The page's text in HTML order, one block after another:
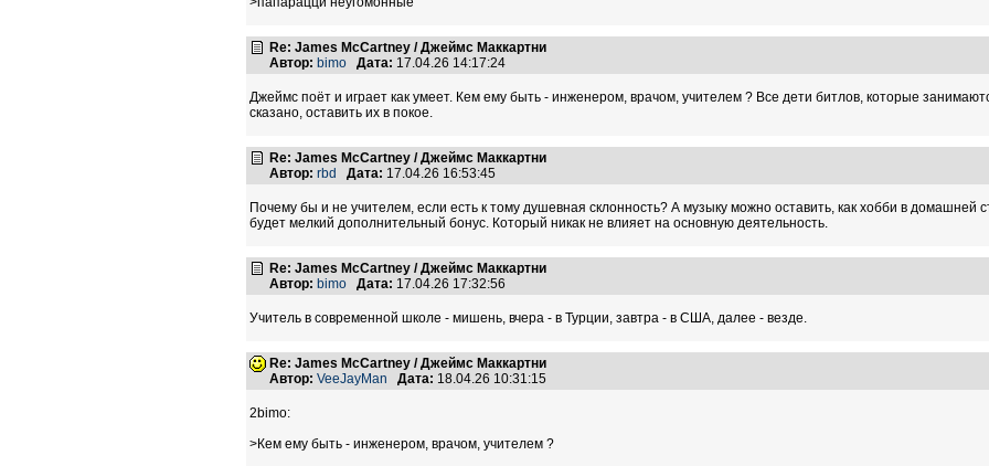
Re: James McCartney / Джеймс Маккартни
Автор: bimo Дата: 17.04.26 14:17:24
Джеймс поёт и играет как умеет. Кем ему быть - инженером, врачом, учителем ? Все дети битлов, которые
сказано, оставить их в покое.
Re: James McCartney / Джеймс Маккартни
Автор: rbd Дата: 17.04.26 16:53:45
Почему бы и не учителем, если есть к тому душевная склонность? А музыку можно оставить, как хобби в
будет мелкий дополнительный бонус. Который никак не влияет на основную деятельность.
Re: James McCartney / Джеймс Маккартни
Автор: bimo Дата: 17.04.26 17:32:56
Учитель в современной школе - мишень, вчера - в Турции, завтра - в США, далее - везде.
Re: James McCartney / Джеймс Маккартни
Автор: VeeJayMan Дата: 18.04.26 10:31:15
2bimo:
>Кем ему быть - инженером, врачом, учителем ?